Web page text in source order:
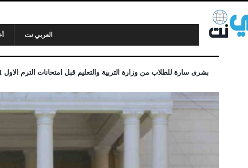
العربي نت
بشرى سارة للطلاب من وزارة التربية والتعليم قبل امتحانات الترم الاول 2021-2022